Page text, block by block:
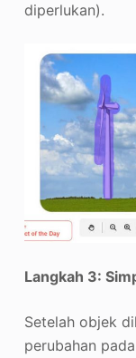
diperlukan).
Langkah 3:
Setelah objek
perubahan